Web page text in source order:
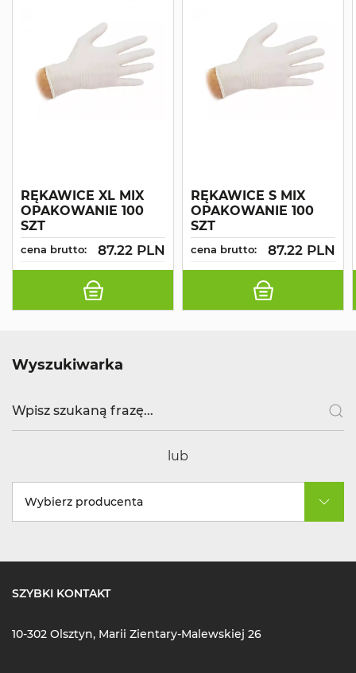
RĘKAWICE XL MIX
OPAKOWANIE 100
SZT
cena brutto: 87.22 PLN
RĘKAWICE S MIX
OPAKOWANIE 100
SZT
cena brutto: 87.22 PLN
Wyszukiwarka
lub
Wybierz producenta
SZYBKI KONTAKT
10-302 Olsztyn, Marii Zientary-Malewskiej 26